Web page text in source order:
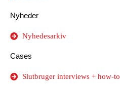
Nyheder
Nyhedesarkiv
Cases
Slutbruger interviews + how-to